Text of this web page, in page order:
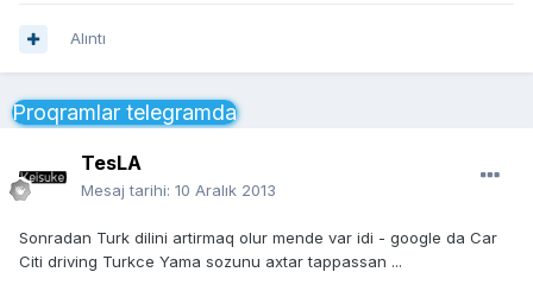
Alıntı
Proqramlar telegramda
TesLA
Mesaj tarihi: 10 Aralık 2013
Sonradan Turk dilini artirmaq olur mende var idi - google da Car
Citi driving Turkce Yama sozunu axtar tappassan ...